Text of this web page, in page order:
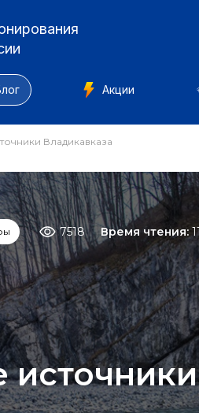
Акции
Владикавказа
7518 Время чтения: